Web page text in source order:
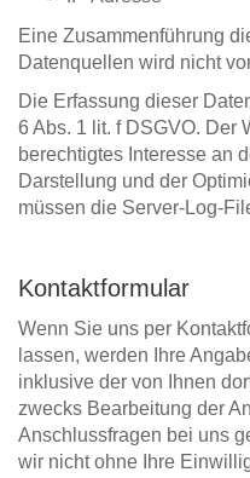
Eine Zusammenführung
Datenquellen wird nicht
Die Erfassung dieser
6 Abs. 1 lit. f DSGVO. Der
berechtigtes Interesse an
Darstellung und der
müssen die Server-Log-
Kontaktformular
Wenn Sie uns per
lassen, werden Ihre
inklusive der von Ihnen
zwecks Bearbeitung der
Anschlussfragen bei uns
wir nicht ohne Ihre